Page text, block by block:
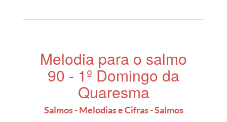
Melodia para o salmo
90 - 1º Domingo da
Quaresma
Salmos - Melodias e Cifras - Salmos